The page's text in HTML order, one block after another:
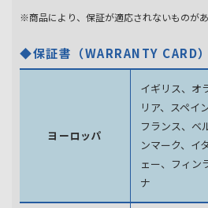
※商品により、保証が適応されないものがあ
◆保証書（WARRANTY CARD
ヨーロッパ
イギリス、オ
リア、スペイン
フランス、ベ
ンマーク、イ
ェー、フィン
ナ